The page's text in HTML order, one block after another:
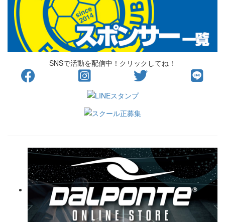
SNSで活動を配信中！クリックしてね！